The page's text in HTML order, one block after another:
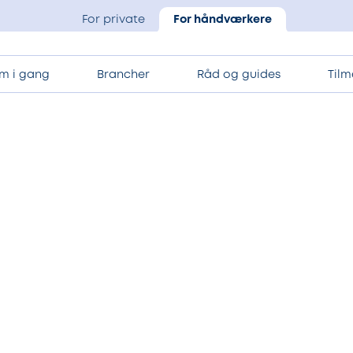
For private For håndværkere
i gang Brancher Råd og guides